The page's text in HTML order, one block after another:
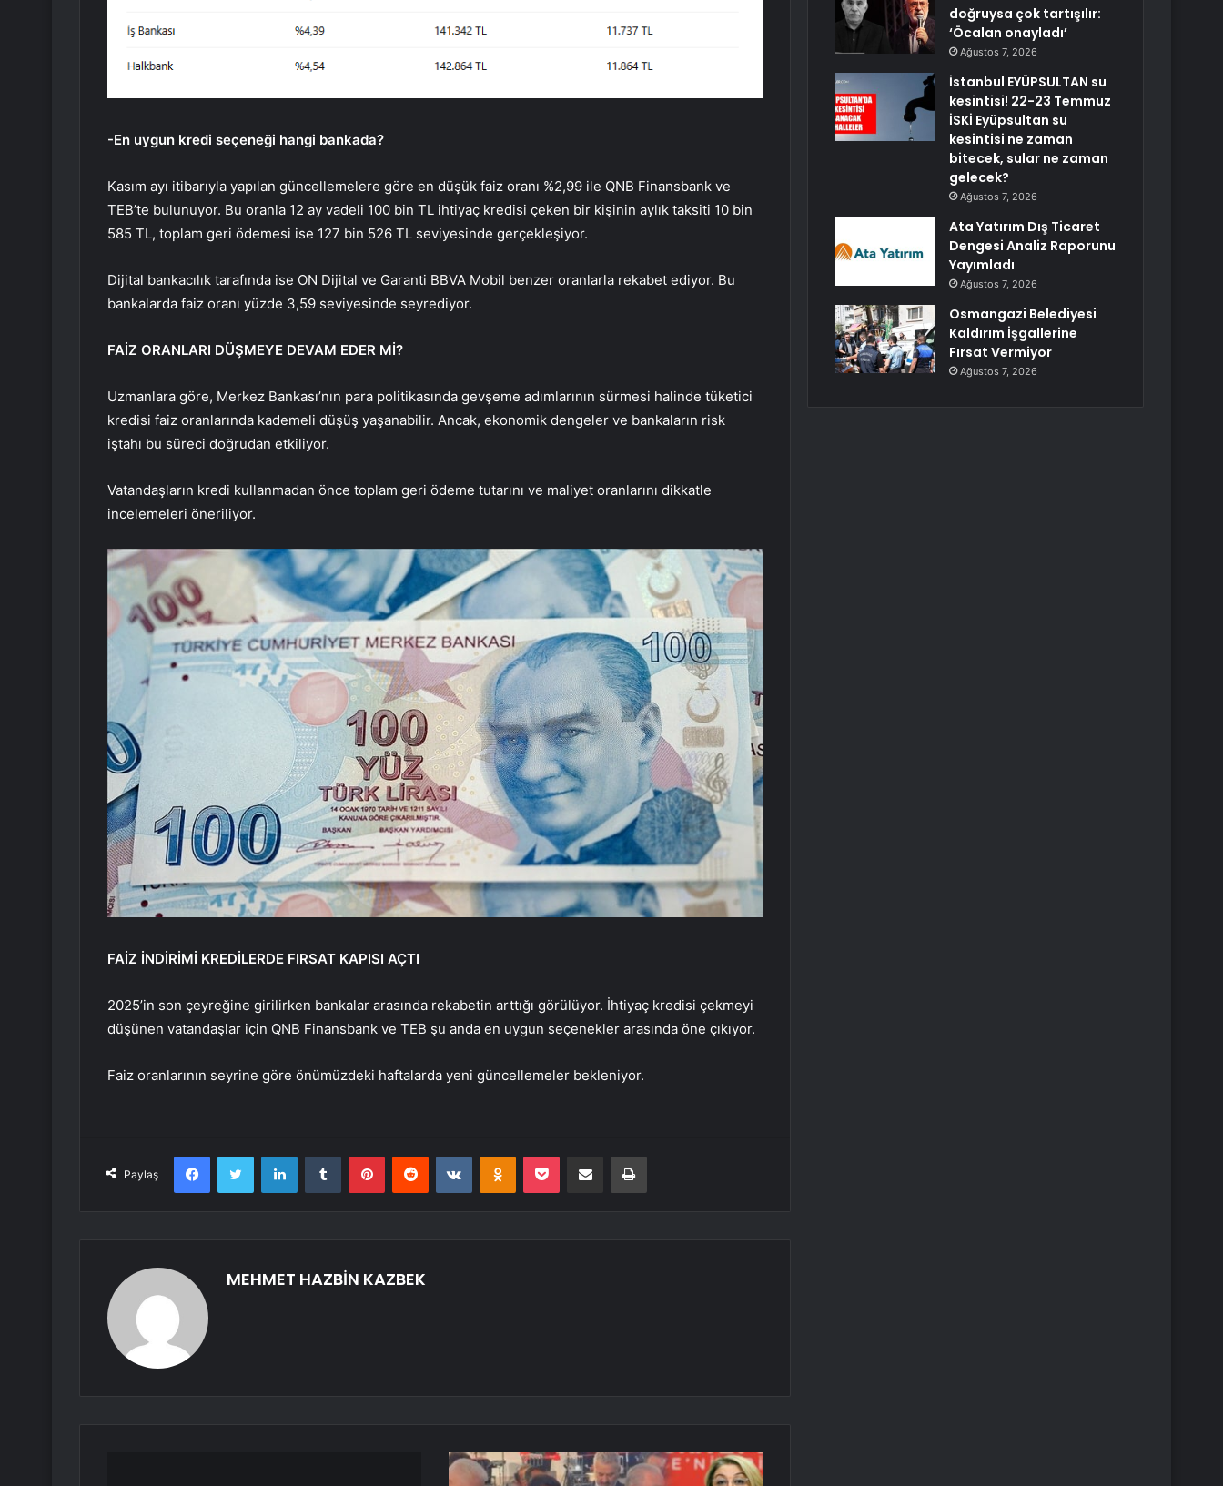
-En uygun kredi seçeneği hangi bankada?
Kasım ayı itibarıyla yapılan güncellemelere göre en düşük faiz oranı %2,99 ile QNB Finansbank ve
TEB’te bulunuyor. Bu oranla 12 ay vadeli 100 bin TL ihtiyaç kredisi çeken bir kişinin aylık taksiti 10 bin
585 TL, toplam geri ödemesi ise 127 bin 526 TL seviyesinde gerçekleşiyor.
Dijital bankacılık tarafında ise ON Dijital ve Garanti BBVA Mobil benzer oranlarla rekabet ediyor. Bu
bankalarda faiz oranı yüzde 3,59 seviyesinde seyrediyor.
FAİZ ORANLARI DÜŞMEYE DEVAM EDER Mİ?
Uzmanlara göre, Merkez Bankası’nın para politikasında gevşeme adımlarının sürmesi halinde tüketici
kredisi faiz oranlarında kademeli düşüş yaşanabilir. Ancak, ekonomik dengeler ve bankaların risk
iştahı bu süreci doğrudan etkiliyor.
Vatandaşların kredi kullanmadan önce toplam geri ödeme tutarını ve maliyet oranlarını dikkatle
incelemeleri öneriliyor.
FAİZ İNDİRİMİ KREDİLERDE FIRSAT KAPISI AÇTI
2025’in son çeyreğine girilirken bankalar arasında rekabetin arttığı görülüyor. İhtiyaç kredisi çekmeyi
düşünen vatandaşlar için QNB Finansbank ve TEB şu anda en uygun seçenekler arasında öne çıkıyor.
Faiz oranlarının seyrine göre önümüzdeki haftalarda yeni güncellemeler bekleniyor.
Paylaş
FacebookTwitter LinkedInTumblr PinterestReddit VKontakteOdnoklassniki
Pocket E-Posta ile paylaş Yazdır
MEHMET HAZBİN KAZBEK
doğruysa çok tartışılır:
‘Öcalan onayladı’
Ağustos 7, 2026
İstanbul EYÜPSULTAN su
kesintisi! 22-23 Temmuz
İSKİ Eyüpsultan su
kesintisi ne zaman
bitecek, sular ne zaman
gelecek?
Ağustos 7, 2026
Ata Yatırım Dış Ticaret
Dengesi Analiz Raporunu
Yayımladı
Ağustos 7, 2026
Osmangazi Belediyesi
Kaldırım İşgallerine
Fırsat Vermiyor
Ağustos 7, 2026